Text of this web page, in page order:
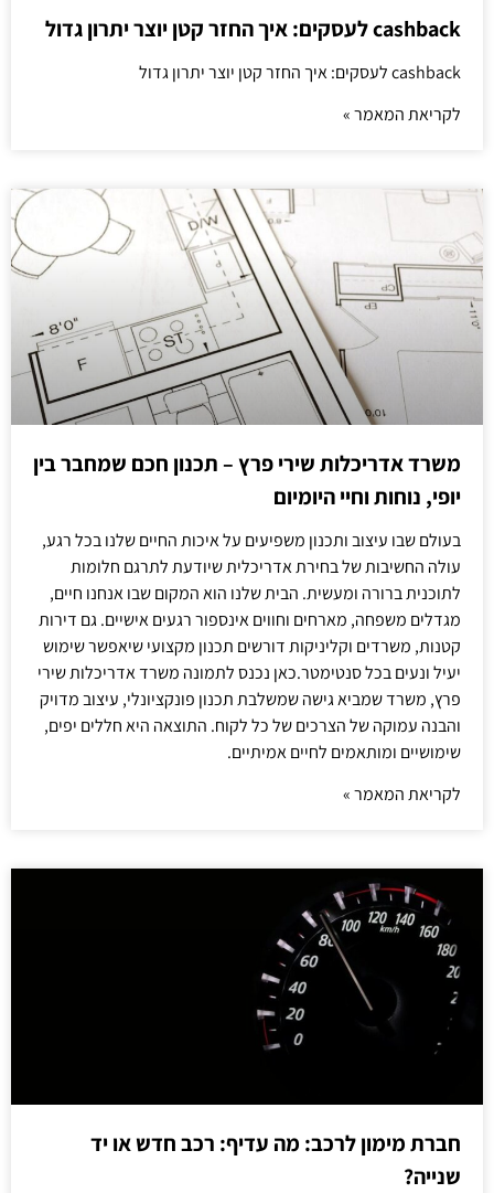
cashback לעסקים: איך החזר קטן יוצר יתרון גדול
cashback לעסקים: איך החזר קטן יוצר יתרון גדול
לקריאת המאמר »
משרד אדריכלות שירי פרץ – תכנון חכם שמחבר בין
יופי, נוחות וחיי היומיום
בעולם שבו עיצוב ותכנון משפיעים על איכות החיים שלנו בכל רגע,
עולה החשיבות של בחירת אדריכלית שיודעת לתרגם חלומות
לתוכנית ברורה ומעשית. הבית שלנו הוא המקום שבו אנחנו חיים,
מגדלים משפחה, מארחים וחווים אינספור רגעים אישיים. גם דירות
קטנות, משרדים וקליניקות דורשים תכנון מקצועי שיאפשר שימוש
יעיל ונעים בכל סנטימטר.כאן נכנס לתמונה משרד אדריכלות שירי
פרץ, משרד שמביא גישה שמשלבת תכנון פונקציונלי, עיצוב מדויק
והבנה עמוקה של הצרכים של כל לקוח. התוצאה היא חללים יפים,
שימושיים ומותאמים לחיים אמיתיים.
לקריאת המאמר »
חברת מימון לרכב: מה עדיף: רכב חדש או יד
שנייה?